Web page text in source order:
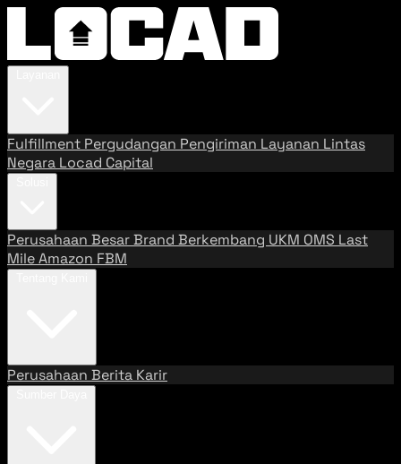
Fulfillment Pergudangan Pengiriman Layanan Lintas
Negara Locad Capital
Perusahaan BesarBrand Berkembang UKM OMS Last
MileAmazon FBM
Perusahaan Berita Karir